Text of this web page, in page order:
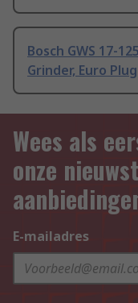
Bosch GWS 17-
Grinder, Euro Plug
Wees als
onze
E-mailadres